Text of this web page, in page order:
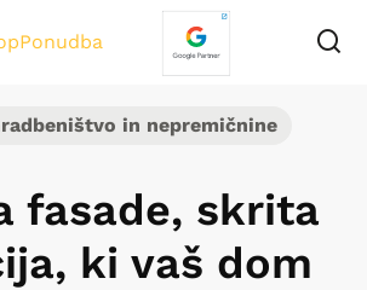
in nepremičnine
fasade, skrita
ki vaš dom